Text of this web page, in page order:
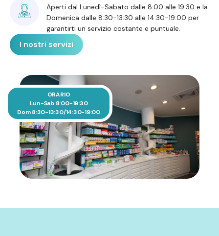
Aperti dal Lunedì-Sabato dalle 8:00 alle 19:30 e la
Domenica dalle 8:30-13:30 alle 14:30-19:00 per
garantirti un servizio costante e puntuale.
I nostri servizi
ORARIO
Lun-Sab 8:00-19:30
Dom 8:30-13:30/14:30-19:00